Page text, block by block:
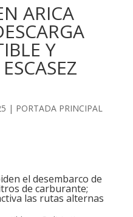
ARICA
Y
| PORTADA PRINCIPAL
el desembarco de
de carburante;
las rutas alternas